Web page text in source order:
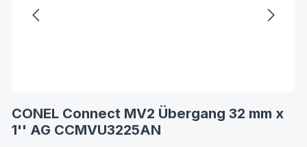
CONEL Connect MV2 Übergang 32 mm x
1'' AG CCMVU3225AN